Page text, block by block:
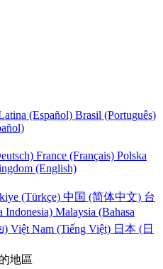
(Español) Brasil (Português)
France (Français) Polska
(English)
(Türkçe) 中国 (简体中文) 台
Indonesia) Malaysia (Bahasa
) Việt Nam (Tiếng Việt) 日本 (日
地區